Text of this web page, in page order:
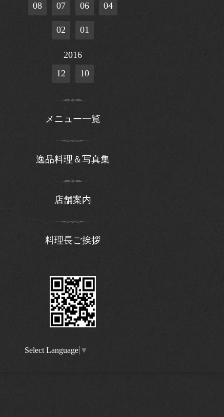
08 07 06 04
02 01
2016
12
10
メニュー一覧
逸品料理＆写真集
店舗案内
料理長ご挨拶
Select Language ▼